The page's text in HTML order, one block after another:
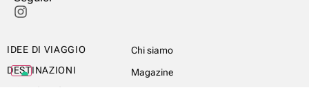
IDEE DI VIAGGIO
DESTINAZIONI
ITALY’S BEST
Chi siamo
Magazine